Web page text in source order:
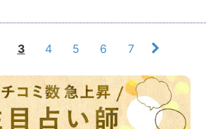
3 4 5 6 7